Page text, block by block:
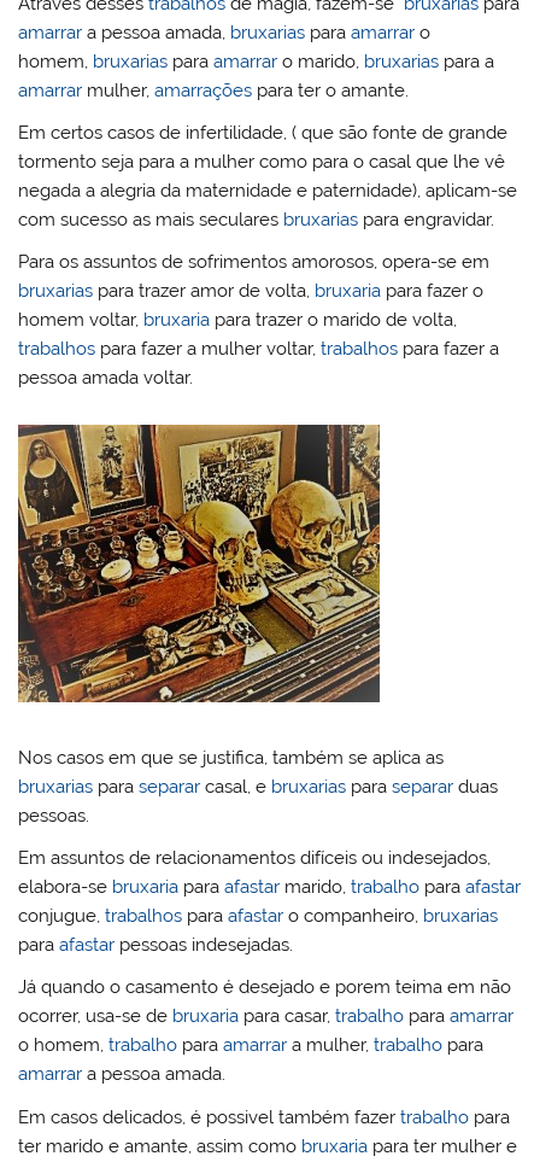
amarrar a pessoa amada, bruxarias paraamarrar o
homem, bruxarias paraamarrar o marido, bruxarias para a
amarrar mulher,amarrações para ter o amante.
Em certos casos de infertilidade, ( que são fonte de grande
tormento seja para a mulher como para o casal que lhe vê
negada a alegria da maternidade e paternidade), aplicam-se
com sucesso as mais seculares bruxarias para engravidar.
Para os assuntos de sofrimentos amorosos, opera-se em
bruxarias para trazer amor de volta, bruxaria para fazer o
homem voltar, bruxaria para trazer o marido de volta,
trabalhos para fazer a mulher voltar,trabalhos para fazer a
pessoa amada voltar.
Nos casos em que se justifica, também se aplica as
bruxarias paraseparar casal, e bruxarias paraseparar duas
pessoas.
Em assuntos de relacionamentos difíceis ou indesejados,
elabora-se bruxaria paraafastar marido,trabalho paraafastar
conjugue,trabalhos paraafastar o companheiro, bruxarias
paraafastar pessoas indesejadas.
Já quando o casamento é desejado e porem teima em não
ocorrer, usa-se de bruxaria para casar,trabalho paraamarrar
o homem,trabalho paraamarrar a mulher,trabalho para
amarrar a pessoa amada.
Em casos delicados, é possivel também fazertrabalho para
ter marido e amante, assim como bruxaria para ter mulher e